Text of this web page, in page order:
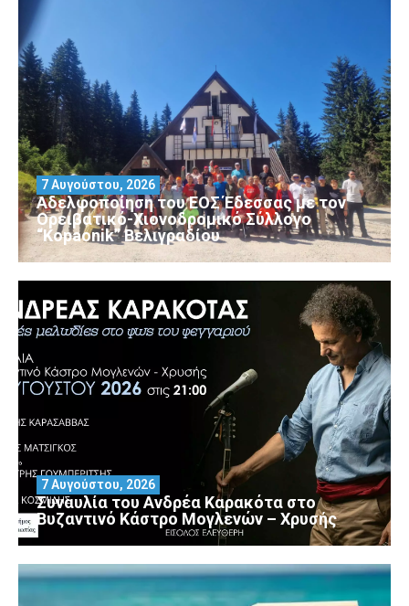
Αδελφοποίηση του ΕΟΣ Έδεσσας με τον
Ορειβατικό-Χιονοδρομικό Σύλλογο
“Kopaonik” Βελιγραδίου
7 Αυγούστου, 2026
Συναυλία του Ανδρέα Καρακότα στο
Βυζαντινό Κάστρο Μογλενών – Χρυσής
7 Αυγούστου, 2026